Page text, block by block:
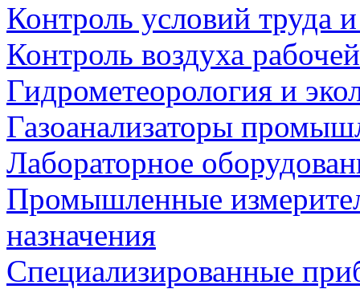
Контроль условий труда
Контроль воздуха
Гидрометеорология и
Газоанализаторы
Лабораторное
Промышленные
назначения
Специализированные